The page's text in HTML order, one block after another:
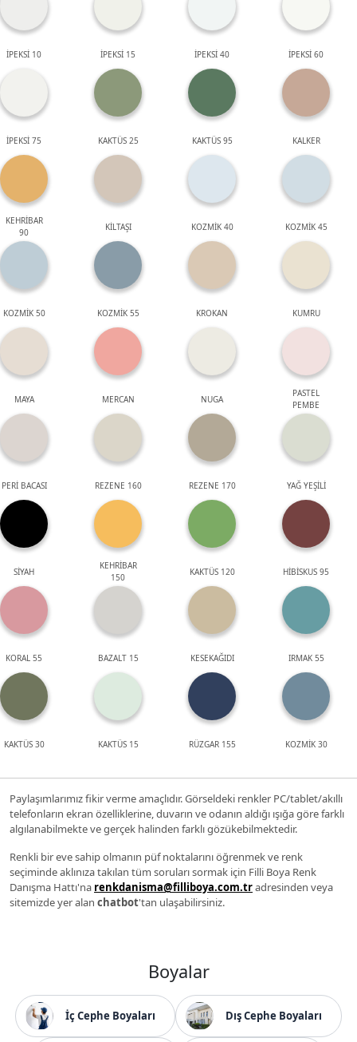
İPEKSİ 10 İPEKSİ 15 İPEKSİ 40 İPEKSİ 60
İPEKSİ 75 KAKTÜS 25 KAKTÜS 95 KALKER
KEHRİBAR
90
KİLTAŞI KOZMİK 40 KOZMİK 45
KOZMİK 50 KOZMİK 55 KROKAN KUMRU
MAYA MERCAN NUGA
PASTEL
PEMBE
PERİ BACASI REZENE 160 REZENE 170 YAĞ YEŞİLİ
SİYAH
KEHRİBAR
150
KAKTÜS 120 HİBİSKUS 95
KORAL 55 BAZALT 15 KESEKAĞIDI IRMAK 55
KAKTÜS 30 KAKTÜS 15 RÜZGAR 155 KOZMİK 30
Paylaşımlarımız fikir verme amaçlıdır. Görseldeki renkler PC/tablet/akıllı
telefonların ekran özelliklerine, duvarın ve odanın aldığı ışığa göre farklı
algılanabilmekte ve gerçek halinden farklı gözükebilmektedir.
Renkli bir eve sahip olmanın püf noktalarını öğrenmek ve renk
seçiminde aklınıza takılan tüm soruları sormak için Filli Boya Renk
Danışma Hattı'na renkdanisma@filliboya.com.tradresinden veya
sitemizde yer alan chatbot'tan ulaşabilirsiniz.
Boyalar
İç Cephe Boyaları Dış Cephe Boyaları